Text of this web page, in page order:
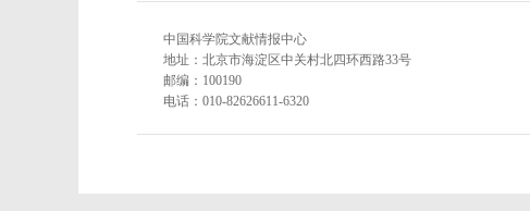
中国科学院文献情报中心
地址：北京市海淀区中关村北四环西路33号
邮编：100190
电话：010-82626611-6320